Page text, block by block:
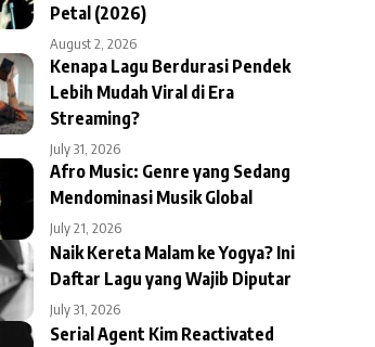
Petal (2026)
August 2, 2026
Kenapa Lagu Berdurasi Pendek
Lebih Mudah Viral di Era
Streaming?
July 31, 2026
Afro Music: Genre yang Sedang
Mendominasi Musik Global
July 21, 2026
Naik Kereta Malam ke Yogya? Ini
Daftar Lagu yang Wajib Diputar
July 31, 2026
Serial Agent Kim Reactivated